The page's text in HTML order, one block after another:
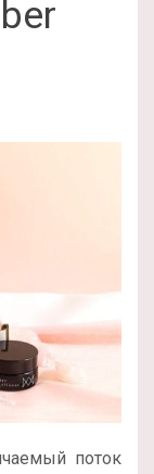
поток